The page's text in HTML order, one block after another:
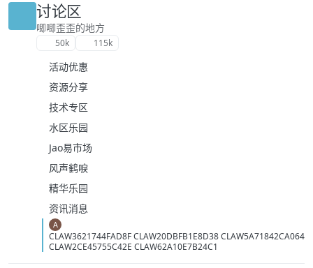
讨论区
唧唧歪歪的地方
50k 115k
活动优惠
资源分享
技术专区
水区乐园
Jao易市场
风声鹤唳
精华乐园
资讯消息
A
CLAW3621744FAD8F CLAW20DBFB1E8D38 CLAW5A71842CA064
CLAW2CE45755C42E CLAW62A10E7B24C1